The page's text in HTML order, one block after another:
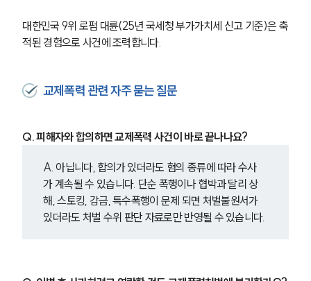
대한민국 9위 로펌 대륜(25년 국세청 부가가치세 신고 기준)은 축
적된 경험으로 사건에 조력합니다.
교제폭력 관련 자주 묻는 질문
Q. 피해자와 합의하면 교제폭력 사건이 바로 끝나나요?
A. 아닙니다, 합의가 있더라도 혐의 종류에 따라 수사
가 계속될 수 있습니다. 단순 폭행이나 협박과 달리 상
해, 스토킹, 감금, 특수폭행이 문제 되면 처벌불원서가
있더라도 처벌 수위 판단 자료로만 반영될 수 있습니다.